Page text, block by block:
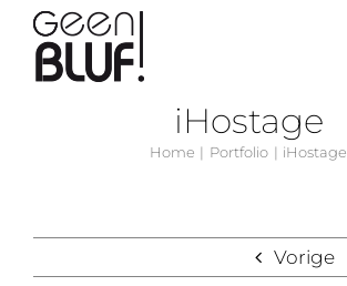
naar
inhoud
iHostage
Home Portfolio iHostage
Vorige